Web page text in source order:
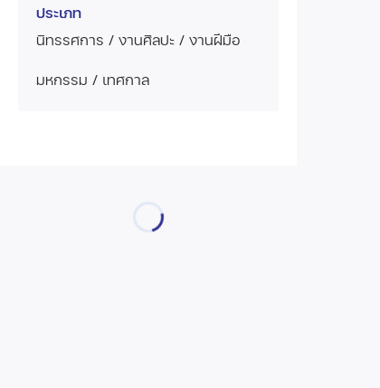
ประเภท
นิทรรศการ / งานศิลปะ / งานฝีมือ
มหกรรม / เทศกาล